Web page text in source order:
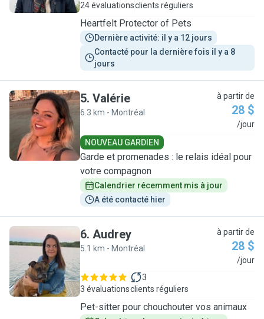
24 évaluationsclients réguliers
Heartfelt Protector of Pets
Dernière activité: il y a 12 jours
Contacté pour la dernière fois il y a 8
jours
V
5. Valérie
6.3 km - Montréal
à partir de
28 $
/jour
NOUVEAU GARDIEN
Garde et promenades : le relais idéal pour
votre compagnon
Calendrier récemment mis à jour
A été contacté hier
A
6. Audrey
5.1 km - Montréal
à partir de
28 $
/jour
3 évaluations
3
clients réguliers
Pet-sitter pour chouchouter vos animaux